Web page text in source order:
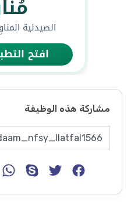
مشاركة هذه الوظيفة